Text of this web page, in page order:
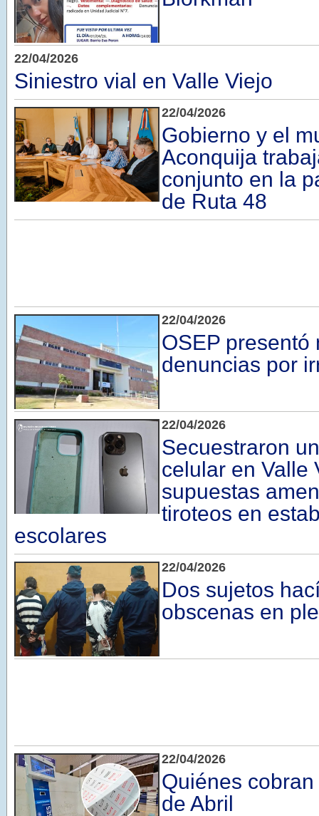
22/04/2026
Siniestro vial en Valle Viejo
22/04/2026
Gobierno y el
Aconquija
conjunto en la
de Ruta 48
22/04/2026
OSEP presentó
denuncias por
22/04/2026
Secuestraron
celular en Valle
supuestas
tiroteos en
escolares
22/04/2026
Dos sujetos
obscenas en
22/04/2026
Quiénes
de Abril